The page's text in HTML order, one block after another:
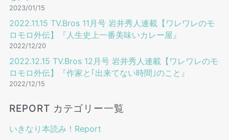
2023/01/15
2022.11.15 TV.Bros 11⽉号 岩井秀⼈連載【ワレワレのモ
ロモロ外伝】『人生史上一番美味いカレー屋』
2022/12/20
2022.12.15 TV.Bros 12⽉号 岩井秀⼈連載【ワレワレのモ
ロモロ外伝】『作家と｢出来てない時間｣のこと』
2022/12/15
REPORT カテゴリー一覧
いきなり本読み！Report